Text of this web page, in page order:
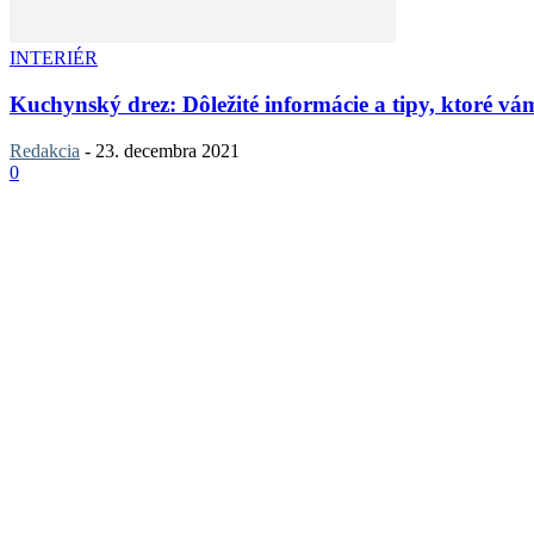
INTERIÉR
Kuchynský drez: Dôležité informácie a tipy, ktoré
Redakcia - 23. decembra 2021
0